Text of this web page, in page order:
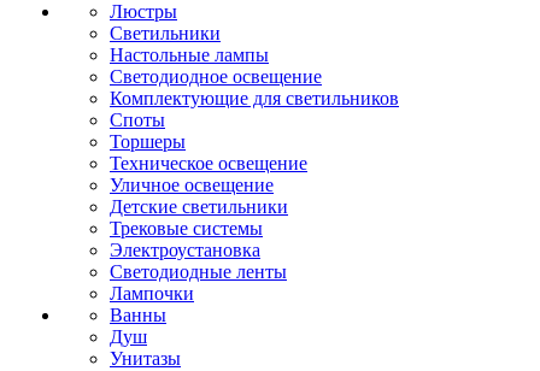
Люстры
Светильники
Настольные лампы
Светодиодное освещение
Комплектующие для светильников
Споты
Торшеры
Техническое освещение
Уличное освещение
Детские светильники
Трековые системы
Электроустановка
Светодиодные ленты
Лампочки
Ванны
Душ
Унитазы